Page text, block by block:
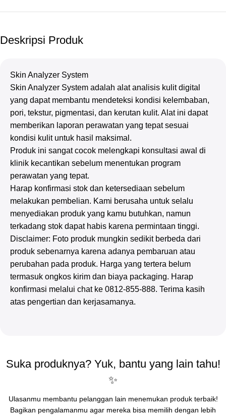
Deskripsi Produk
Skin Analyzer System
Skin Analyzer System adalah alat analisis kulit digital
yang dapat membantu mendeteksi kondisi kelembaban,
pori, tekstur, pigmentasi, dan kerutan kulit. Alat ini dapat
memberikan laporan perawatan yang tepat sesuai
kondisi kulit untuk hasil maksimal.
Produk ini sangat cocok melengkapi konsultasi awal di
klinik kecantikan sebelum menentukan program
perawatan yang tepat.
Harap konfirmasi stok dan ketersediaan sebelum
melakukan pembelian. Kami berusaha untuk selalu
menyediakan produk yang kamu butuhkan, namun
terkadang stok dapat habis karena permintaan tinggi.
Disclaimer: Foto produk mungkin sedikit berbeda dari
produk sebenarnya karena adanya pembaruan atau
perubahan pada produk. Harga yang tertera belum
termasuk ongkos kirim dan biaya packaging. Harap
konfirmasi melalui chat ke 0812-855-888. Terima kasih
atas pengertian dan kerjasamanya.
Suka produknya? Yuk, bantu yang lain tahu!
✨
Ulasanmu membantu pelanggan lain menemukan produk terbaik!
Bagikan pengalamanmu agar mereka bisa memilih dengan lebih